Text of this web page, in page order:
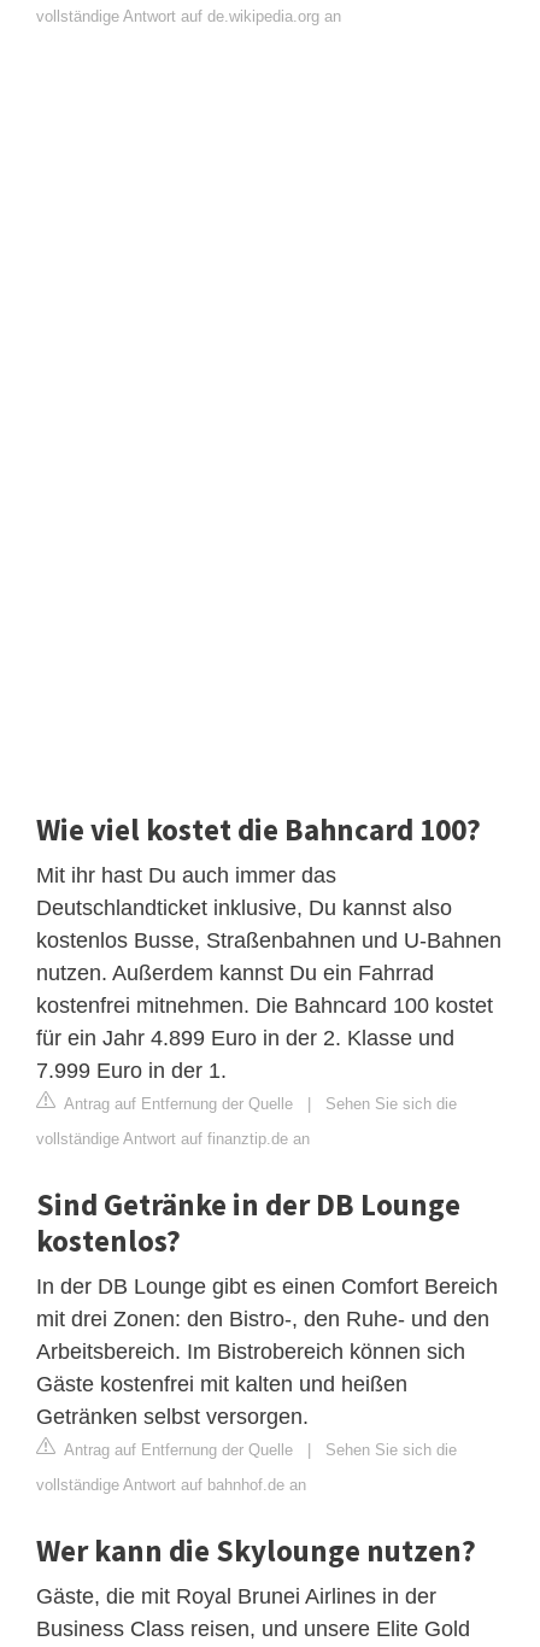
vollständige Antwort auf de.wikipedia.org an
Wie viel kostet die Bahncard 100?
Mit ihr hast Du auch immer das
Deutschlandticket inklusive, Du kannst also
kostenlos Busse, Straßenbahnen und U-Bahnen
nutzen. Außerdem kannst Du ein Fahrrad
kostenfrei mitnehmen. Die Bahncard 100 kostet
für ein Jahr 4.899 Euro in der 2. Klasse und
7.999 Euro in der 1.
Antrag auf Entfernung der Quelle | Sehen Sie sich die
vollständige Antwort auf finanztip.de an
Sind Getränke in der DB Lounge
kostenlos?
In der DB Lounge gibt es einen Comfort Bereich
mit drei Zonen: den Bistro-, den Ruhe- und den
Arbeitsbereich. Im Bistrobereich können sich
Gäste kostenfrei mit kalten und heißen
Getränken selbst versorgen.
Antrag auf Entfernung der Quelle | Sehen Sie sich die
vollständige Antwort auf bahnhof.de an
Wer kann die Skylounge nutzen?
Gäste, die mit Royal Brunei Airlines in der
Business Class reisen, und unsere Elite Gold